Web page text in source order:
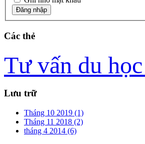
Các thẻ
Tư vấn du học
Lưu trữ
Tháng 10 2019 (1)
Tháng 11 2018 (2)
tháng 4 2014 (6)